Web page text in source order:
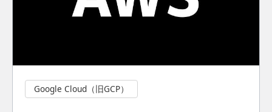
Google Cloud（旧GCP）